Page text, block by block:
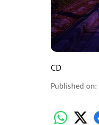
CD
Published on: